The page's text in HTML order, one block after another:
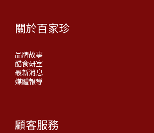
關於百家珍
品牌故事
醋食研室
最新消息
媒體報導
顧客服務